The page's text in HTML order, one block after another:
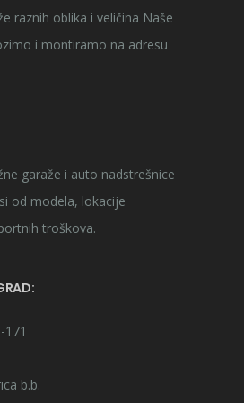
raznih oblika i veličina Naše
i montiramo na adresu
garaže i auto nadstrešnice
od modela, lokacije
troškova.
b.b.